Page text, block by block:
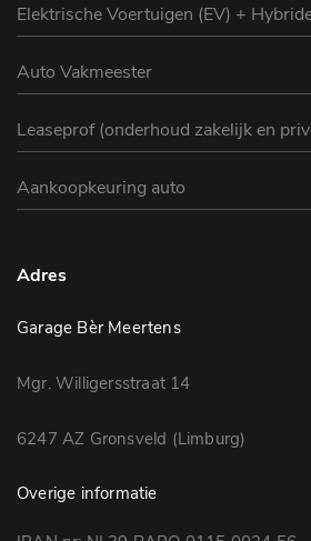
Elektrische Voertuigen (EV) +
Auto Vakmeester
Leaseprof (onderhoud zakelijk en
Aankoopkeuring auto
Adres
Garage Bèr Meertens
Mgr. Willigersstraat 14
6247 AZ Gronsveld (Limburg)
Overige informatie